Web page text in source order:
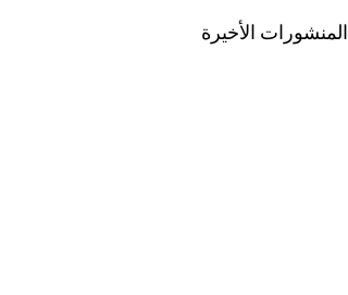
المنشورات الأخيرة